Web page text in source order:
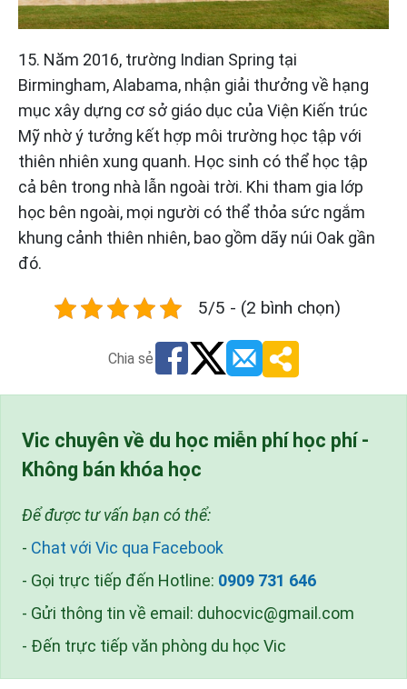
15. Năm 2016, trường Indian Spring tại
Birmingham, Alabama, nhận giải thưởng về hạng
mục xây dựng cơ sở giáo dục của Viện Kiến trúc
Mỹ nhờ ý tưởng kết hợp môi trường học tập với
thiên nhiên xung quanh. Học sinh có thể học tập
cả bên trong nhà lẫn ngoài trời. Khi tham gia lớp
học bên ngoài, mọi người có thể thỏa sức ngắm
khung cảnh thiên nhiên, bao gồm dãy núi Oak gần
đó.
5/5 - (2 bình chọn)
Chia sẻ
Vic chuyên về du học miễn phí học phí -
Không bán khóa học
Để được tư vấn bạn có thể:
- Chat với Vic qua Facebook
- Gọi trực tiếp đến Hotline: 0909 731 646
- Gửi thông tin về email: duhocvic@gmail.com
- Đến trực tiếp văn phòng du học Vic